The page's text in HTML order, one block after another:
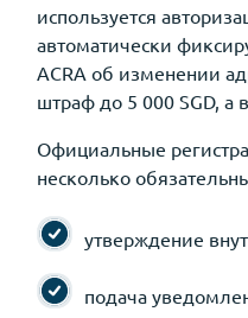
используется
автоматически
ACRA об изменении
штраф до 5 000 SGD, а
Официальные
несколько
утверждение
подача